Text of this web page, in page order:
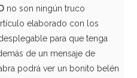
no son ningún truco
elaborado con los
para que tenga
de un mensaje de
podrá ver un bonito belén